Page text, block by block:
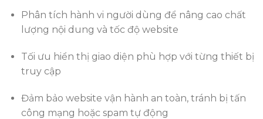
Phân tích hành vi người dùng để nâng cao chất
lượng nội dung và tốc độ website
Tối ưu hiển thị giao diện phù hợp với từng thiết bị
truy cập
Đảm bảo website vận hành an toàn, tránh bị tấn
công mạng hoặc spam tự động